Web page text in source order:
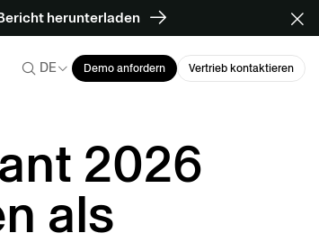
herunterladen
DE Demo anfordern Vertrieb kontaktieren
2026
als